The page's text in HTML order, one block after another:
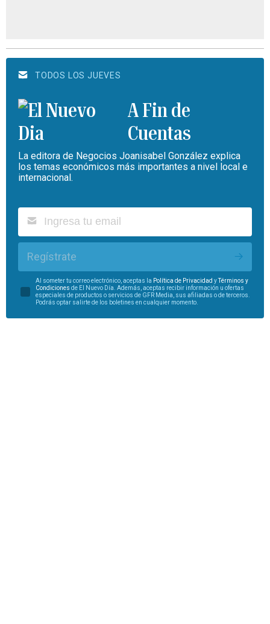
TODOS LOS JUEVES
A Fin de
Cuentas
La editora de Negocios Joanisabel González explica
los temas económicos más importantes a nivel local e
internacional.
Regístrate
Al someter tu correo electrónico, aceptas la Política de Privacidad yTérminos y
Condiciones de El Nuevo Día. Además, aceptas recibir información u ofertas
especiales de productos o servicios de GFR Media, sus afiliadas o de terceros.
Podrás optar salirte de los boletines en cualquier momento.